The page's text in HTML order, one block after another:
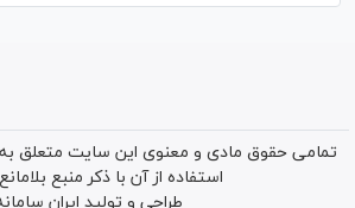
تمامی حقوق مادی و معنوی این سایت متعلق به
استفاده از آن با ذکر منبع
طراحی و تولید ایران